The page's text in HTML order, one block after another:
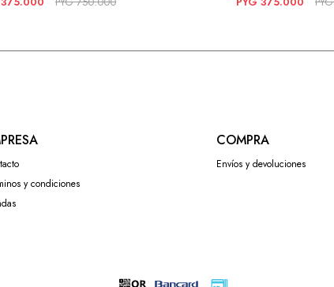
y condiciones
COMPRA
Envíos y devoluciones